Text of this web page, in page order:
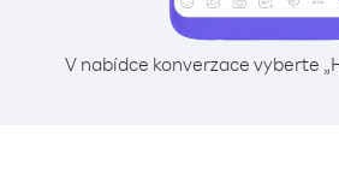
V nabídce konverzace vyberte